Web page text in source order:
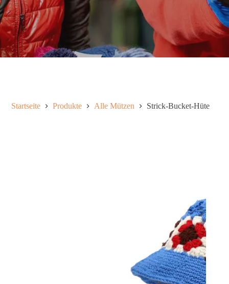
Startseite Produkte Alle Mützen Strick-Bucket-Hüte